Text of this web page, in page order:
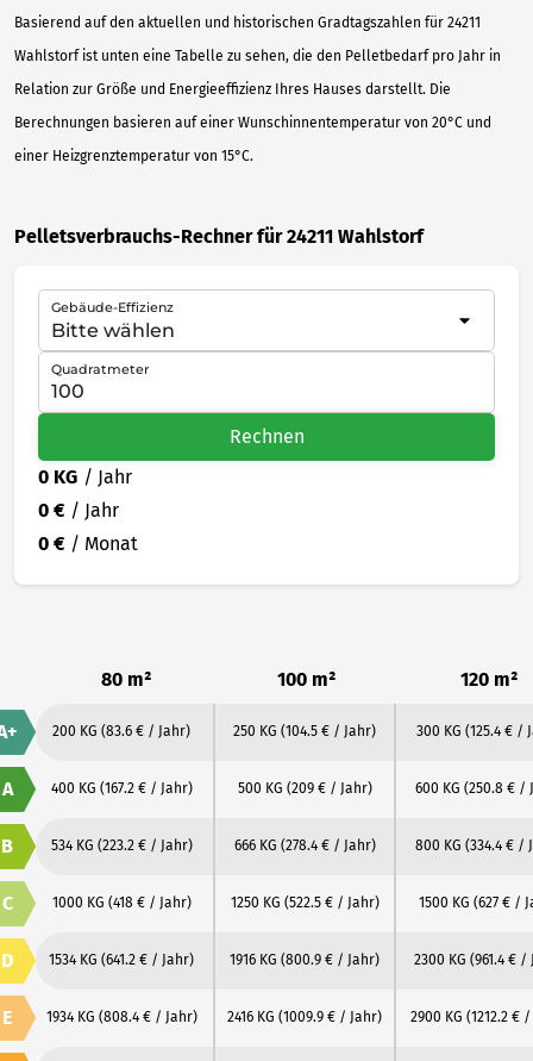
Basierend auf den aktuellen und historischen Gradtagszahlen für 24211
Wahlstorf ist unten eine Tabelle zu sehen, die den Pelletbedarf pro Jahr in
Relation zur Größe und Energieeffizienz Ihres Hauses darstellt. Die
Berechnungen basieren auf einer Wunschinnentemperatur von 20°C und
einer Heizgrenztemperatur von 15°C.
Pelletsverbrauchs-Rechner für 24211 Wahlstorf
Gebäude-Effizienz
Quadratmeter
Rechnen
0 KG / Jahr
0 € / Jahr
0 € / Monat
80 m² 100 m² 120 m²
200 KG (83.6 € / Jahr) 250 KG (104.5 € / Jahr) 300 KG (125.4 € /
A 400 KG (167.2 € / Jahr) 500 KG (209 € / Jahr) 600 KG (250.8 € /
B 534 KG (223.2 € / Jahr) 666 KG (278.4 € / Jahr) 800 KG (334.4 € /
C 1000 KG (418 € / Jahr) 1250 KG (522.5 € / Jahr) 1500 KG (627 € /
D 1534 KG (641.2 € / Jahr) 1916 KG (800.9 € / Jahr) 2300 KG (961.4 € /
E 1934 KG (808.4 € / Jahr) 2416 KG (1009.9 € / Jahr) 2900 KG (1212.2 €